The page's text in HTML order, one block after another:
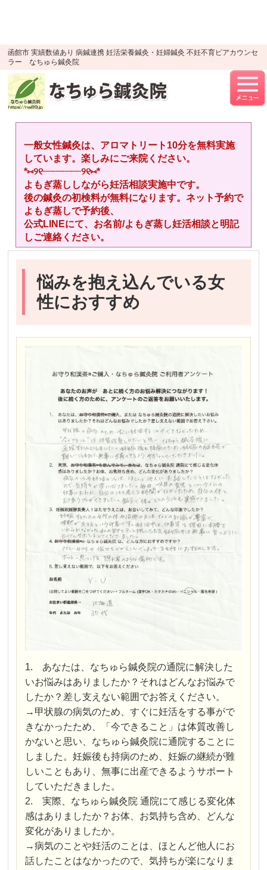
函館市 実績数値あり 病鍼連携 妊活栄養鍼灸・妊婦鍼灸 不妊不育ピアカウンセ
ラー なちゅら鍼灸院
一般女性鍼灸は、アロマトリート10分を無料実施
しています。楽しみにご来院ください。
*⑅︎୨୧┈︎┈︎┈︎┈︎୨୧⑅︎*
よもぎ蒸ししながら妊活相談実施中です。
後の鍼灸の初検料が無料になります。ネット予約で
よもぎ蒸しで予約後、
公式LINEにて、お名前/よもぎ蒸し妊活相談と明記
しご連絡ください。
悩みを抱え込んでいる女
性におすすめ
1. あなたは、なちゅら鍼灸院の通院に解決した
いお悩みはありましたか？それはどんなお悩みで
したか？差し支えない範囲でお答えください。
→甲状腺の病気のため、すぐに妊活をする事がで
きなかったため、「今できること」は体質改善し
かないと思い、なちゅら鍼灸院に通院することに
しました。妊娠後も持病のため、妊娠の継続が難
しいこともあり、無事に出産できるようサポート
していただきました。
2. 実際、なちゅら鍼灸院 通院にて感じる変化体
感はありましたか？お体、お気持ち含め、どんな
変化がありましたか。
→病気のことや妊活のことは、ほとんど他人にお
話したことはなかったので、気持ちが楽になりま